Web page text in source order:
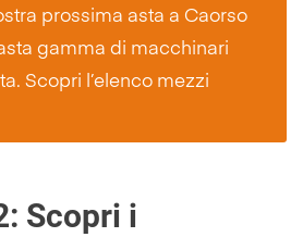
prossima asta a Caorso
gamma di macchinari
Scopri l’elenco mezzi
Scopri i